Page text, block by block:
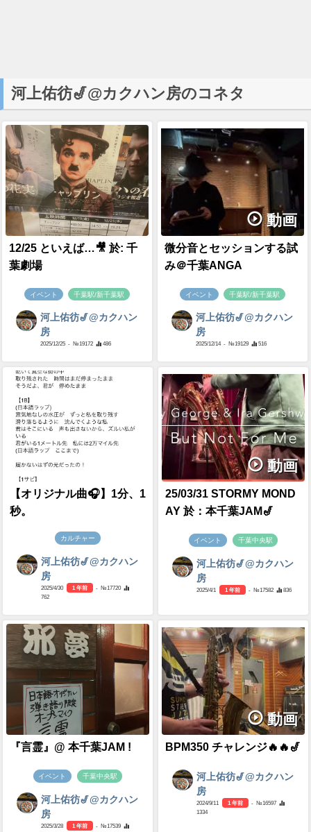
河上佑彷🎷@カクハン房のコネタ
12/25 といえば…🎥 於: 千
葉劇場
イベント 千葉駅/新千葉駅
河上佑彷🎷@カクハン
房
2025/12/25 - №19172 486
動画
微分音とセッションする試
み＠千葉ANGA
イベント 千葉駅/新千葉駅
河上佑彷🎷@カクハン
房
2025/12/14 - №19129 516
【オリジナル曲🎧】1分、1
秒。
カルチャー
河上佑彷🎷@カクハン
房
2025/4/30 1 年前
- №17720
762
動画
25/03/31 STORMY MOND
AY 於：本千葉JAM🎷
イベント 千葉中央駅
河上佑彷🎷@カクハン
房
2025/4/1 1 年前 - №17582 836
『言霊』@ 本千葉JAM !
イベント 千葉中央駅
河上佑彷🎷@カクハン
房
2025/3/28 1 年前
- №17539
動画
BPM350 チャレンジ🔥🔥🎷
河上佑彷🎷@カクハン
房
2024/9/11 1 年前
- №16597
1334